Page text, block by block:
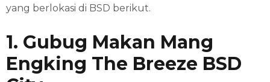
yang berlokasi di BSD berikut.
1. Gubug Makan Mang
Engking The Breeze BSD